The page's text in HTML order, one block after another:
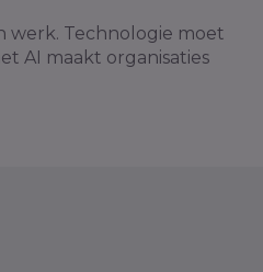
werk. Technologie moet
AI maakt organisaties